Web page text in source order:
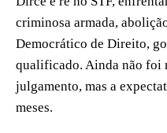
criminosa armada,
Democrático de Direito,
qualificado. Ainda não foi
julgamento, mas a
meses.